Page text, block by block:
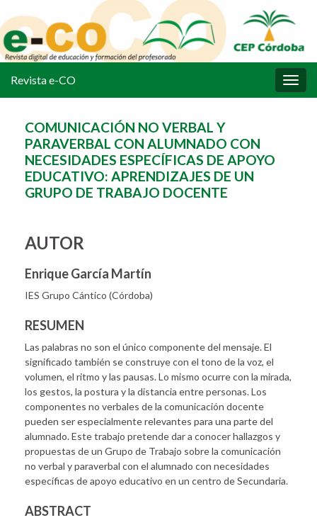
la
Revista e-CO
COMUNICACIÓN NO VERBAL Y
PARAVERBAL CON ALUMNADO CON
NECESIDADES ESPECÍFICAS DE APOYO
EDUCATIVO: APRENDIZAJES DE UN
GRUPO DE TRABAJO DOCENTE
AUTOR
Enrique García Martín
IES Grupo Cántico (Córdoba)
RESUMEN
Las palabras no son el único componente del mensaje. El
significado también se construye con el tono de la voz, el
volumen, el ritmo y las pausas. Lo mismo ocurre con la mirada,
los gestos, la postura y la distancia entre personas. Los
componentes no verbales de la comunicación docente
pueden ser especialmente relevantes para una parte del
alumnado. Este trabajo pretende dar a conocer hallazgos y
propuestas de un Grupo de Trabajo sobre la comunicación
no verbal y paraverbal con el alumnado con necesidades
específicas de apoyo educativo en un centro de Secundaria.
ABSTRACT